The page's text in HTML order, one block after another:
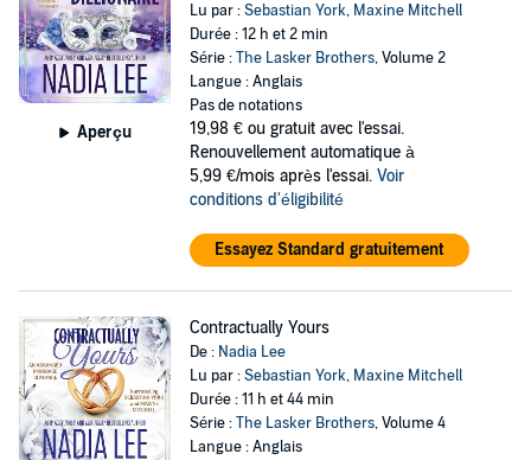
Aperçu
Lu par :Sebastian York, Maxine Mitchell
Durée : 12 h et 2 min
Série :The Lasker Brothers, Volume 2
Langue : Anglais
Pas de notations
19,98 € ou gratuit avec l'essai.
Renouvellement automatique à
5,99 €/mois après l'essai. Voir
conditions d'éligibilité
Essayez Standard gratuitement
Contractually Yours
De : Nadia Lee
Lu par :Sebastian York, Maxine Mitchell
Durée : 11 h et 44 min
Série :The Lasker Brothers, Volume 4
Langue : Anglais